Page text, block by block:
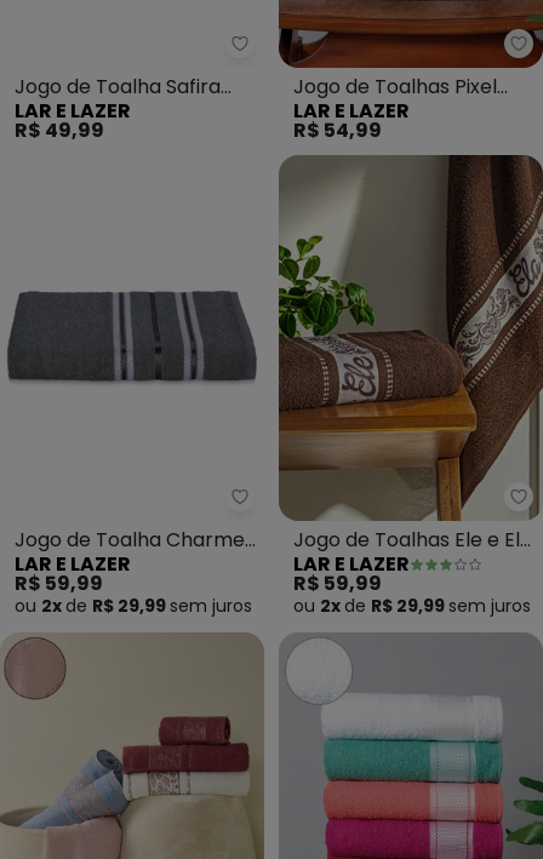
Lar e Lazer - Jogo de Toalha
Jogo de Toalha Safira
(Verde Mar) 2 Peças
LAR E LAZER
R$ 49,99
Jogo de Toalhas Pixel
(Rosa Intenso) 2 Peças
LAR E LAZER
R$ 54,99
Lar e Lazer - Jogo de Toalha
Jogo de Toalha Charme
(Petróleo) 2 Peças
LAR E LAZER
R$ 59,99
ou 2x de R$ 29,99 sem juros
Jogo de Toalhas Ele e Ela
(Marrom) 2 Peças
LAR E LAZER
R$ 59,99
ou 2x de R$ 29,99 sem juros